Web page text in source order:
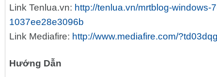
Link Tenlua.vn: http://tenlua.vn/mrtblog-windows-
1037ee28e3096b
Link Mediafire: http://www.mediafire.com/
Hướng Dẫn